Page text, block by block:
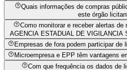
Quais informações de compras
este órgão
Como monitorar e receber alertas
AGENCIA ESTADUAL DE VIGILANCIA
Empresas de fora podem participar de
Microempresa e EPP têm vantagens
Com que frequência os dados de